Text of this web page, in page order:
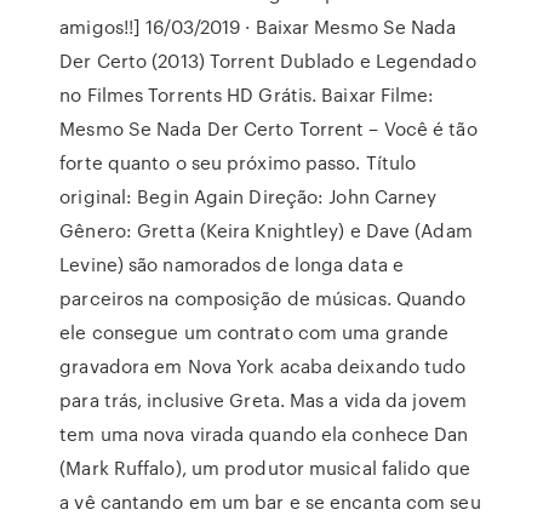
amigos!!] 16/03/2019 · Baixar Mesmo Se Nada
Der Certo (2013) Torrent Dublado e Legendado
no Filmes Torrents HD Grátis. Baixar Filme:
Mesmo Se Nada Der Certo Torrent – Você é tão
forte quanto o seu próximo passo. Título
original: Begin Again Direção: John Carney
Gênero: Gretta (Keira Knightley) e Dave (Adam
Levine) são namorados de longa data e
parceiros na composição de músicas. Quando
ele consegue um contrato com uma grande
gravadora em Nova York acaba deixando tudo
para trás, inclusive Greta. Mas a vida da jovem
tem uma nova virada quando ela conhece Dan
(Mark Ruffalo), um produtor musical falido que
a vê cantando em um bar e se encanta com seu